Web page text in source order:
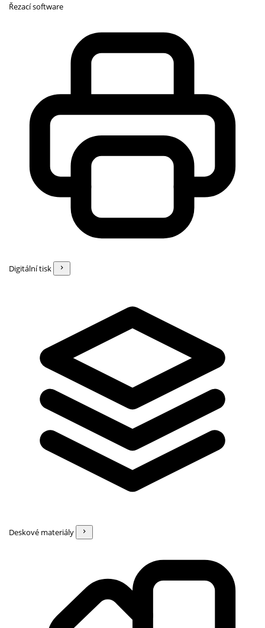
Řezací software
Digitální tisk
Deskové materiály